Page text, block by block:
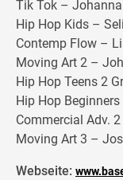
Tik Tok – Johanna
Hip Hop Kids –
Contemp Flow –
Moving Art 2 –
Hip Hop Teens 2
Hip Hop
Commercial Adv.
Moving Art 3 –
Webseite: